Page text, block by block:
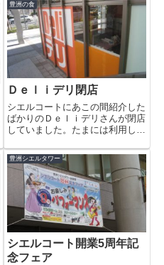
豊洲の食
Ｄｅｌｉデリ閉店
シエルコートにあこの間紹介した
ばかりのＤｅｌｉデリさんが閉店
していました。たまには利用しよ
に残念です。閉店理由は、健康上
の理由とのことでお体をお大事に
してください。今までありがとう
ございました。
豊洲シエルタワー
シエルコート開業5周年記
念フェア